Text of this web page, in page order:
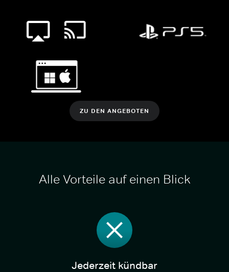
ZU DEN ANGEBOTEN
Alle Vorteile auf einen Blick
Jederzeit kündbar